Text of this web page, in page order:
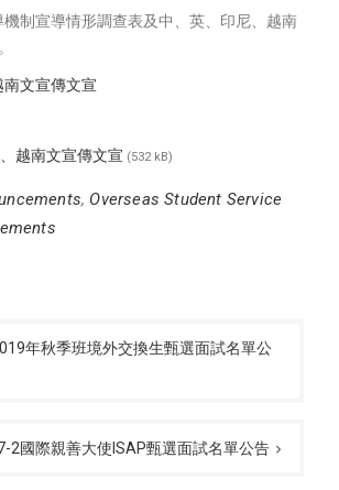
制宣導情形調查表及中、英、印尼、越南
文宣傳文宣
越南文宣傳文宣 (532 kB)
, Overseas Student Service
年秋季班境外交換生甄選面試名單公
2國際親善大使ISAP甄選面試名單公告